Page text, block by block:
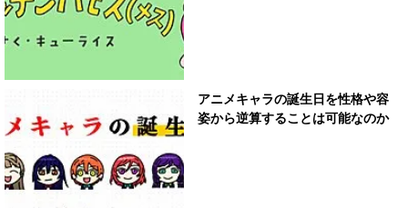
アニメキャラの誕生日を性格や容
姿から逆算することは可能なのか